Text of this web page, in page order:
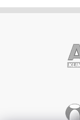
Vložením